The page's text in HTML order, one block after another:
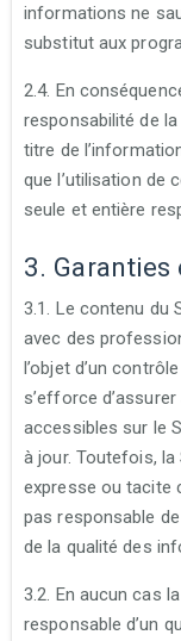
informations ne
substitut aux
2.4. En
responsabilité de
titre de
que l’utilisation de
seule et entière
3.
3.1. Le contenu du
avec des
l’objet d’un
s’efforce
accessibles sur le
à jour. Toutefois, la
expresse ou tacite
pas responsable de
de la qualité des
3.2. En aucun cas
responsable d’un